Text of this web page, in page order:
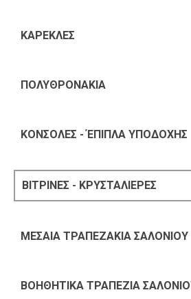
ΚΑΡΕΚΛΕΣ
ΠΟΛΥΘΡΟΝΑΚΙΑ
ΚΟΝΣΟΛΕΣ - ΈΠΙΠΛΑ ΥΠΟΔΟΧΗΣ
ΒΙΤΡΙΝΕΣ - ΚΡΥΣΤΑΛΙΕΡΕΣ
ΜΕΣΑΙΑ ΤΡΑΠΕΖΑΚΙΑ ΣΑΛΟΝΙΟΥ
ΒΟΗΘΗΤΙΚΑ ΤΡΑΠΕΖΙΑ